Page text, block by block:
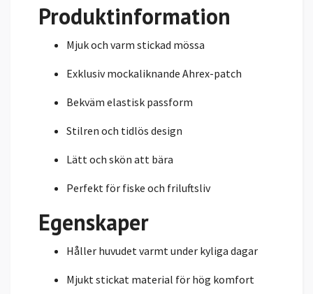
Produktinformation
Mjuk och varm stickad mössa
Exklusiv mockaliknande Ahrex-patch
Bekväm elastisk passform
Stilren och tidlös design
Lätt och skön att bära
Perfekt för fiske och friluftsliv
Egenskaper
Håller huvudet varmt under kyliga dagar
Mjukt stickat material för hög komfort